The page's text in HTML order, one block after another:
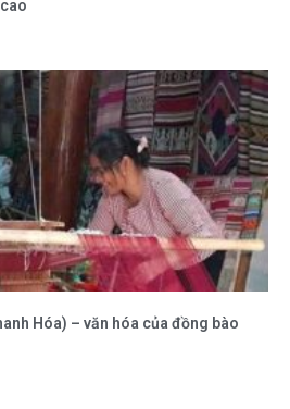
Hóa) – văn hóa của đồng bào